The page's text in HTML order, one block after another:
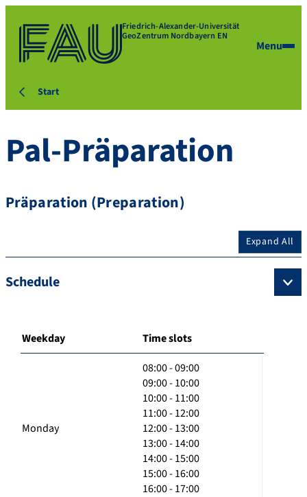
Friedrich-Alexander-Universität
GeoZentrum Nordbayern EN
Menu
Start
Pal-Präparation
Präparation (Preparation)
Expand All
Schedule
Weekday Time slots
Monday
08:00 - 09:00
09:00 - 10:00
10:00 - 11:00
11:00 - 12:00
12:00 - 13:00
13:00 - 14:00
14:00 - 15:00
15:00 - 16:00
16:00 - 17:00